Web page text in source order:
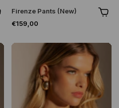
Firenze Pants (New)
€159,00